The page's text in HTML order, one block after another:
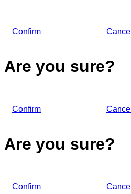
Confirm Cancel
Are you sure?
Confirm Cancel
Are you sure?
Confirm Cancel